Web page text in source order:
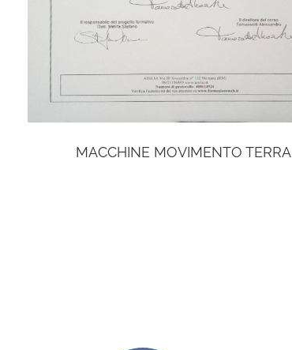
MACCHINE MOVIMENTO TERRA